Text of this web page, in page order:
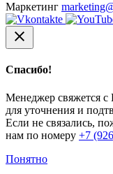
Маркетинг
Спасибо!
Менеджер свяжется
для уточнения и
Если не связались,
нам по номеру +7
Понятно